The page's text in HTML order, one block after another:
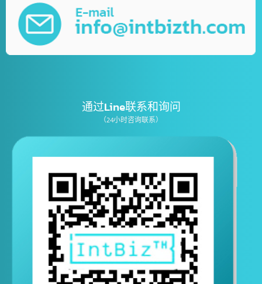
公司注册服务
เบอร์โทรติดต่อ
E-mail
通过Line联系和询问